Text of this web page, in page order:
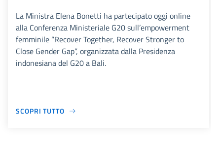
La Ministra Elena Bonetti ha partecipato oggi online
alla Conferenza Ministeriale G20 sull’empowerment
femminile “Recover Together, Recover Stronger to
Close Gender Gap”, organizzata dalla Presidenza
indonesiana del G20 a Bali.
SCOPRI TUTTO